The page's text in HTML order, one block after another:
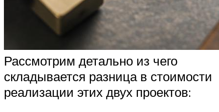
Рассмотрим детально из чего
складывается разница в стоимости
реализации этих двух проектов: